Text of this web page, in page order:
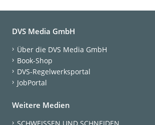
DVS Media GmbH
Über die DVS Media GmbH
Book-Shop
DVS-Regelwerksportal
JobPortal
Weitere Medien